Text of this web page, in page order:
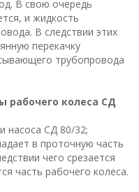
В свою очередь
и жидкость
В следствии этих
перекачку
трубопровода
колеса CД
насоса CД 80/32;
в проточную часть
чего срезается
часть рабочего колеса.